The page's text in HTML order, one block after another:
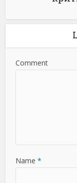
Comment
Name *